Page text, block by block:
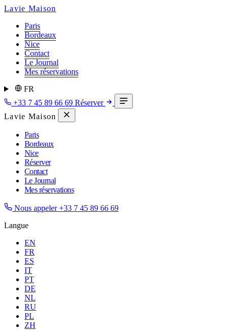
Lavie Maison
Paris
Bordeaux
Nice
Contact
Le Journal
Mes réservations
FR
+33 7 45 89 66 69 Réserver
Lavie Maison
Paris
Bordeaux
Nice
Réserver
Contact
Le Journal
Mes réservations
Nous appeler +33 7 45 89 66 69
Langue
EN
FR
ES
IT
PT
DE
NL
RU
PL
ZH
Toutes
Voyageurs